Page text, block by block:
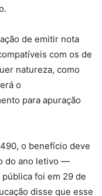
de emitir nota
com os de
natureza, como
o
para apuração
o benefício deve
do ano letivo —
foi em 29 de
disse que esse